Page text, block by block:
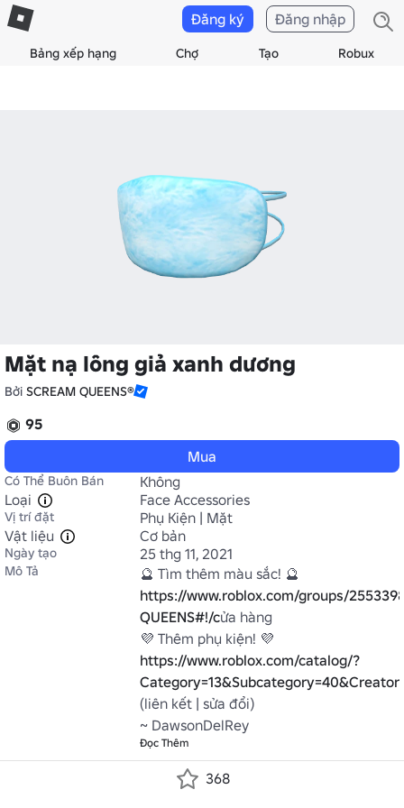
Bảng xếp hạng Chợ Tạo Robux
Đăng ký Đăng nhập
Mặt nạ lông giả xanh dương
Bởi SCREAM QUEENS®
95
Mua
Có Thể Buôn Bán
Không
Loại
Face Accessories
Vị trí đặt
Phụ Kiện | Mặt
Vật liệu
Cơ bản
Ngày tạo 25 thg 11, 2021
Mô Tả
https://www.roblox.com/groups/
QUEENS#!/cửa hàng
https://www.roblox.com/catalog/?
(liên kết | sửa đổi)
~ DawsonDelRey
Đọc Thêm
368